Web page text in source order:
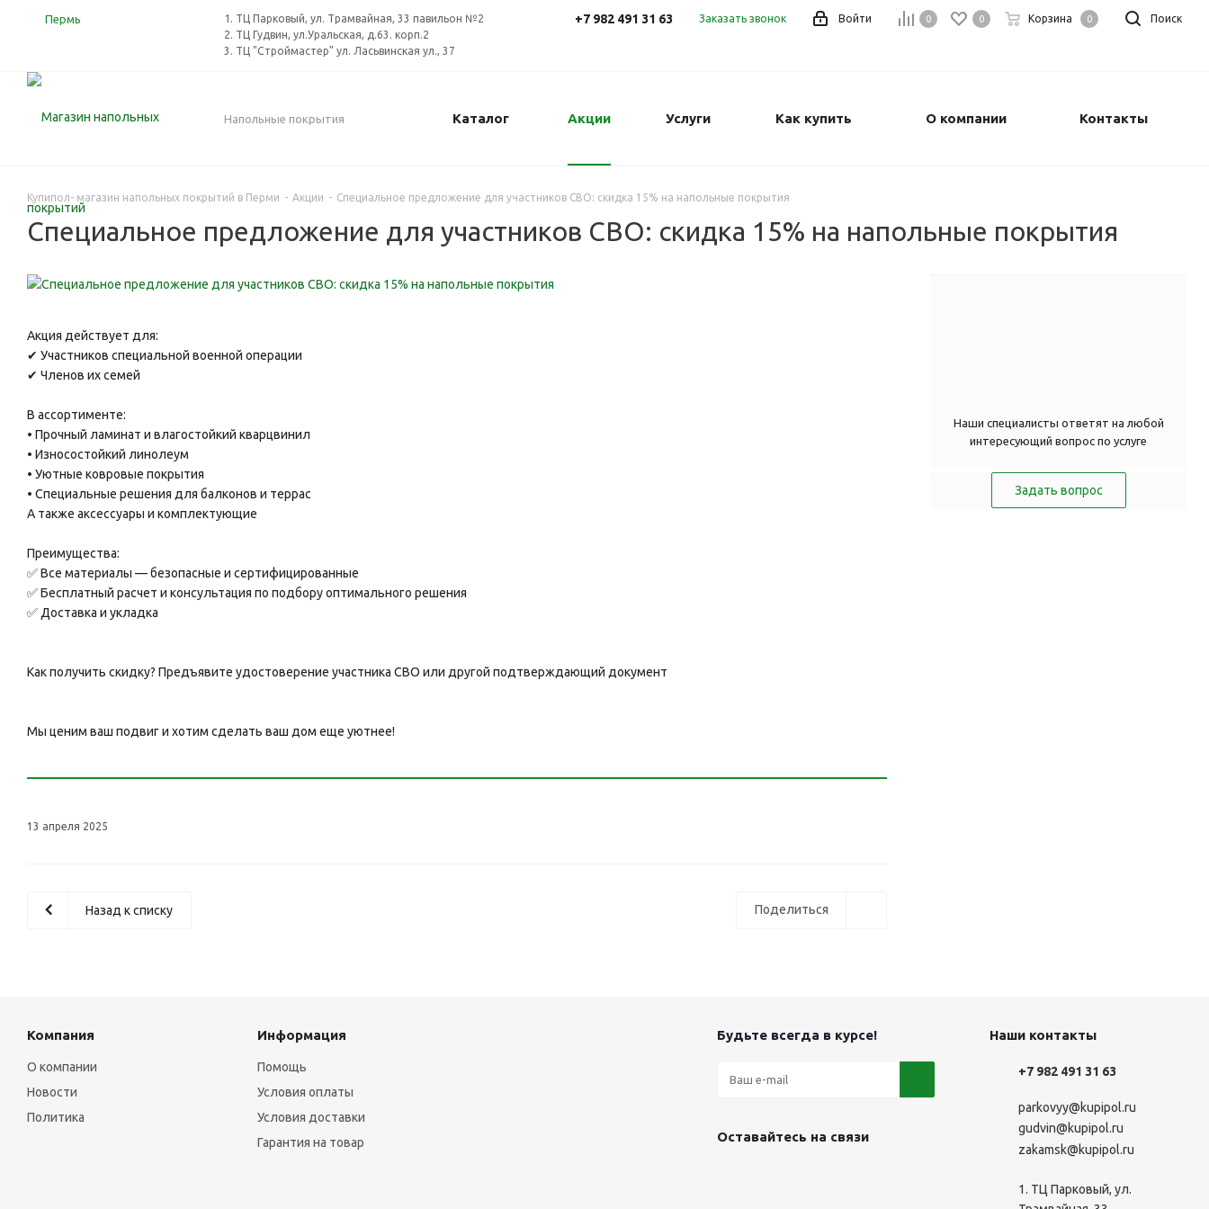
Пермь
1. ТЦ Парковый, ул. Трамвайная, 33 павильон №2
2. ТЦ Гудвин, ул.Уральская, д.63. корп.2
3. ТЦ "Строймастер" ул. Ласьвинская ул., 37
Поиск
0 0 Корзина 0
Войти
+7 982 491 31 63 Заказать звонок
Напольные покрытия Каталог Акции Услуги Как купить О компании Контакты
Купипол- магазин напольных покрытий в Перми - Акции - Специальное предложение для участников СВО: скидка 15% на напольные покрытия
Специальное предложение для участников СВО: скидка 15% на напольные покрытия
Акция действует для:
✔ Участников специальной военной операции
✔ Членов их семей
В ассортименте:
• Прочный ламинат и влагостойкий кварцвинил
• Износостойкий линолеум
• Уютные ковровые покрытия
• Специальные решения для балконов и террас
А также аксессуары и комплектующие
Преимущества:
✅ Все материалы — безопасные и сертифицированные
✅ Бесплатный расчет и консультация по подбору оптимального решения
✅ Доставка и укладка
Как получить скидку? Предъявите удостоверение участника СВО или другой подтверждающий документ
Мы ценим ваш подвиг и хотим сделать ваш дом еще уютнее!
13 апреля 2025
Наши специалисты ответят на любой
интересующий вопрос по услуге
Задать вопрос
Поделиться
Назад к списку
Компания
О компании
Новости
Политика
Информация
Помощь
Условия оплаты
Условия доставки
Гарантия на товар
Будьте всегда в курсе!
Оставайтесь на связи
Наши контакты
+7 982 491 31 63
parkovyy@kupipol.ru
gudvin@kupipol.ru
zakamsk@kupipol.ru
1. ТЦ Парковый, ул.